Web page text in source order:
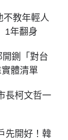
不教年輕人
1年翻身
鍘「對台
體清單
長柯文哲一
先開好！韓